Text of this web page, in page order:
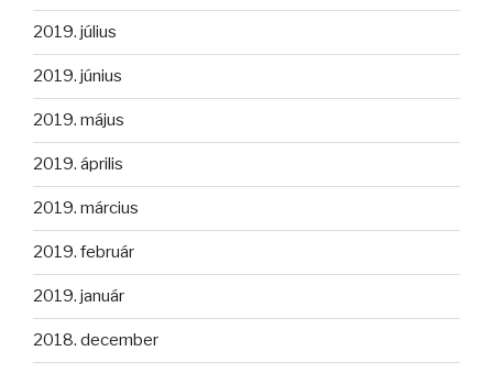
2019. július
2019. június
2019. május
2019. április
2019. március
2019. február
2019. január
2018. december